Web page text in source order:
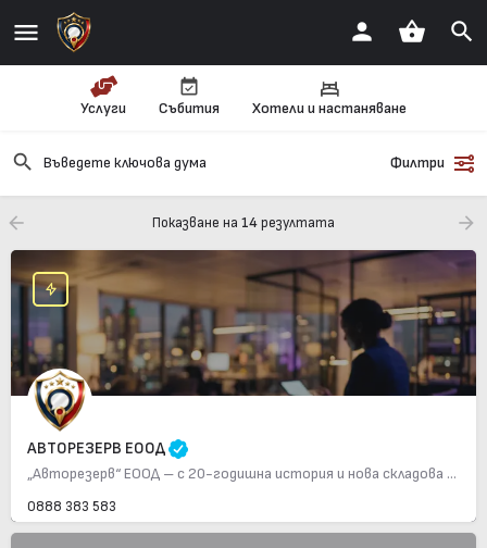
Услуги Събития Хотели и настаняване
Филтри
Показване на 14резултата
АВТОРЕЗЕРВ EООД
„Авторезерв“ ЕООД – с 20-годишна история и нова складова база от над 3000 кв.м, предлага богата гама резервни…
0888 383 583